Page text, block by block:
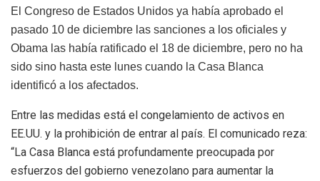
El Congreso de Estados Unidos ya había aprobado el
pasado 10 de diciembre las sanciones a los oficiales y
Obama las había ratificado el 18 de diciembre, pero no ha
sido sino hasta este lunes cuando la Casa Blanca
identificó a los afectados.
Entre las medidas está el congelamiento de activos en
EE.UU. y la prohibición de entrar al país. El comunicado reza:
“La Casa Blanca está profundamente preocupada por
esfuerzos del gobierno venezolano para aumentar la